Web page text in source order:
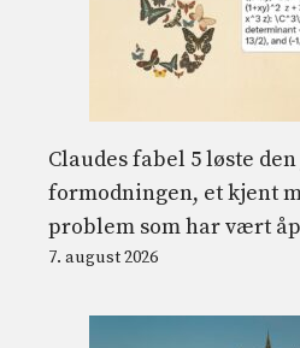
Claudes fabel 5 løste
formodningen, et kjent
problem som har vært
7. august 2026